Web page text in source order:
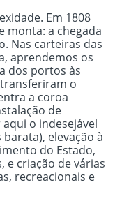
Em 1808
monta: a chegada
Nas carteiras das
aprendemos os
dos portos às
o
a coroa
de
o indesejável
elevação à
do Estado,
e criação de várias
recreacionais e